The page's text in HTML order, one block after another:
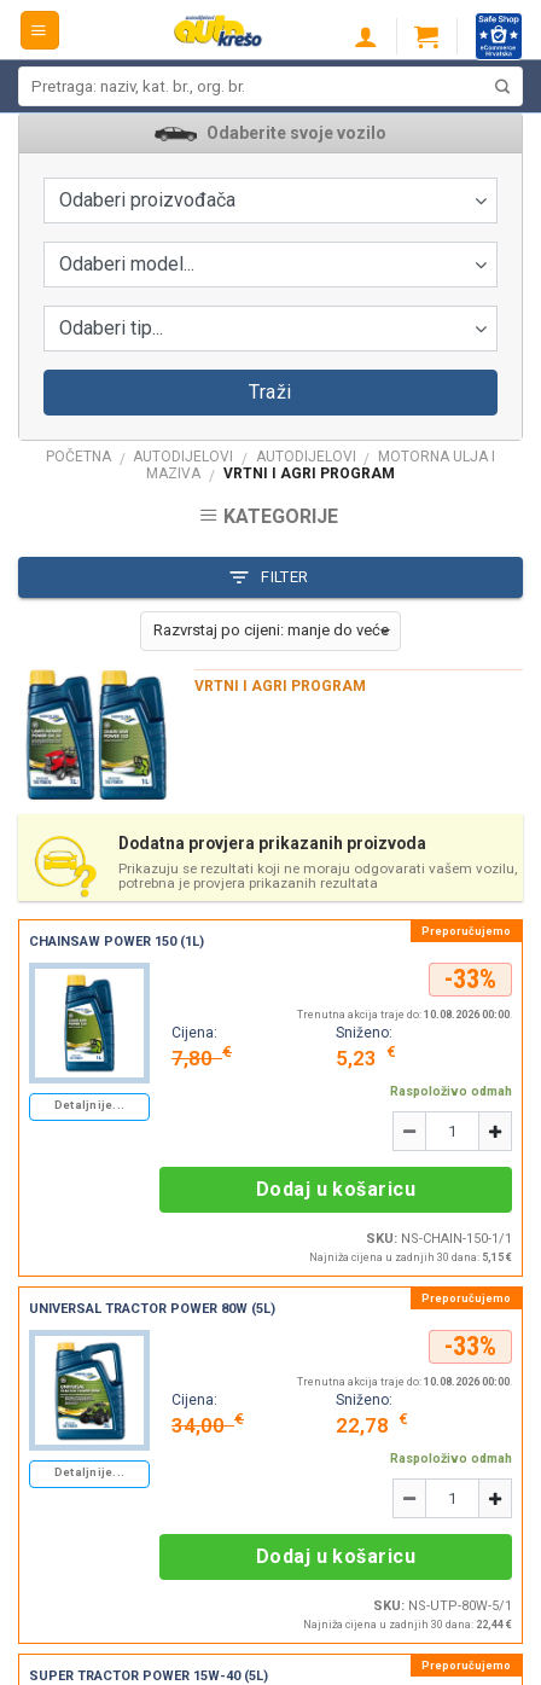
Skip
content
Odaberite svoje vozilo
Odaberi proizvođača
Odaberi model...
Odaberi tip...
Traži
POČETNA / AUTODIJELOVI / AUTODIJELOVI /
MOTORNA ULJA I
MAZIVA / VRTNI I AGRI PROGRAM
KATEGORIJE
FILTER
VRTNI I AGRI PROGRAM
Dodatna provjera prikazanih proizvoda
Prikazuju se rezultati koji ne moraju odgovarati vašem vozilu,
potrebna je provjera prikazanih rezultata
Detaljnije...
CHAINSAW POWER 150 (1L)
-33%
Trenutna akcija traje do: 10.08.2026 00:00.
Cijena:
7,80€
Sniženo:
5,23 €
Raspoloživo odmah
- +
Dodaj u košaricu
SKU: NS-CHAIN-150-1/1
Najniža cijena u zadnjih 30 dana: 5,15 €
Detaljnije...
UNIVERSAL TRACTOR POWER 80W (5L)
-33%
Trenutna akcija traje do: 10.08.2026 00:00.
Cijena:
34,00€
Sniženo:
22,78 €
Raspoloživo odmah
- +
Dodaj u košaricu
SKU: NS-UTP-80W-5/1
Najniža cijena u zadnjih 30 dana: 22,44 €
SUPER TRACTOR POWER 15W-40 (5L)